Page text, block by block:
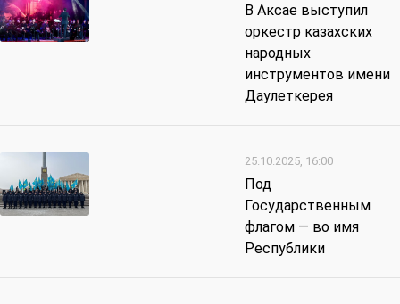
В Аксае выступил
оркестр казахских
народных
инструментов имени
Даулеткерея
25.10.2025, 16:00
Под
Государственным
флагом — во имя
Республики